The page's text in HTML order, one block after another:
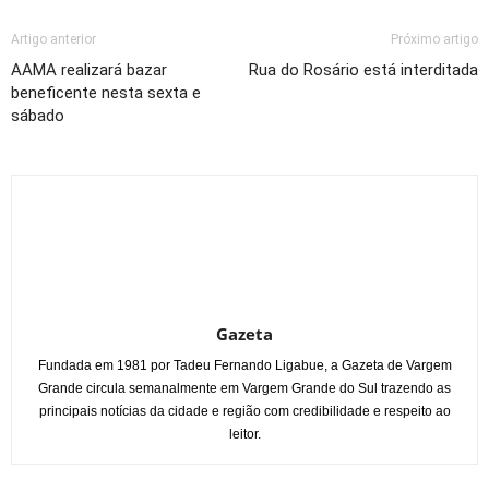
Artigo anterior
AAMA realizará bazar
beneficente nesta sexta e
sábado
Próximo artigo
Rua do Rosário está interditada
Gazeta
Fundada em 1981 por Tadeu Fernando Ligabue, a Gazeta de Vargem
Grande circula semanalmente em Vargem Grande do Sul trazendo as
principais notícias da cidade e região com credibilidade e respeito ao
leitor.